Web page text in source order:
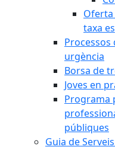
Oferta
taxa
Processos
urgència
Borsa de
Joves en
Programa
públiques
Guia de